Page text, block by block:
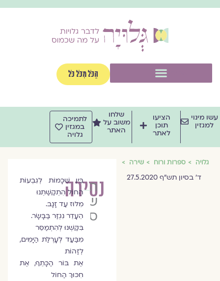
לתוכן
הַכֹּל מִכֹּל כֹּל
עשו מינוי
למגזין
הציעו
תוכן
לאתר
שלחו
משוב על
האתר
לתמיכה
במגזין
גלויה
גלויה ספרות ורוח שירה
ד' בסיון תש"ף 27.5.2020 נסירה
הרבנית
שרה
סגל־כץ
בֵּין שְׁכָמוֹת לְגִבְעוֹת
הַחוֹל הִתְקַשַּׁתְנוּ
מִלּוּז עַד זָנָב.
הֵעָדֵר נִגְזַר בַּבָּשָׂר.
בִּקַּשְׁנוּ לְהִתְמַסֵּר
מִבַּעַד לְעָרְלַת הַיָּמִים,
לְזַהוֹת
אֶת בּוֹר הַכָּתֵף, אֶת
חִכּוּךְ הַחוֹל